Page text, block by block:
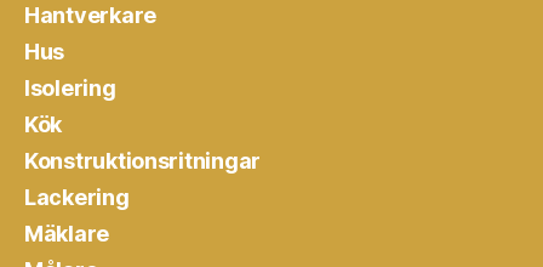
Hantverkare
Hus
Isolering
Kök
Konstruktionsritningar
Lackering
Mäklare